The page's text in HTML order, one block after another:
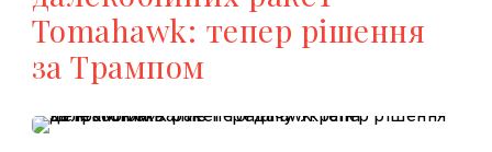
Tomahawk: тепер рішення
за Трампом